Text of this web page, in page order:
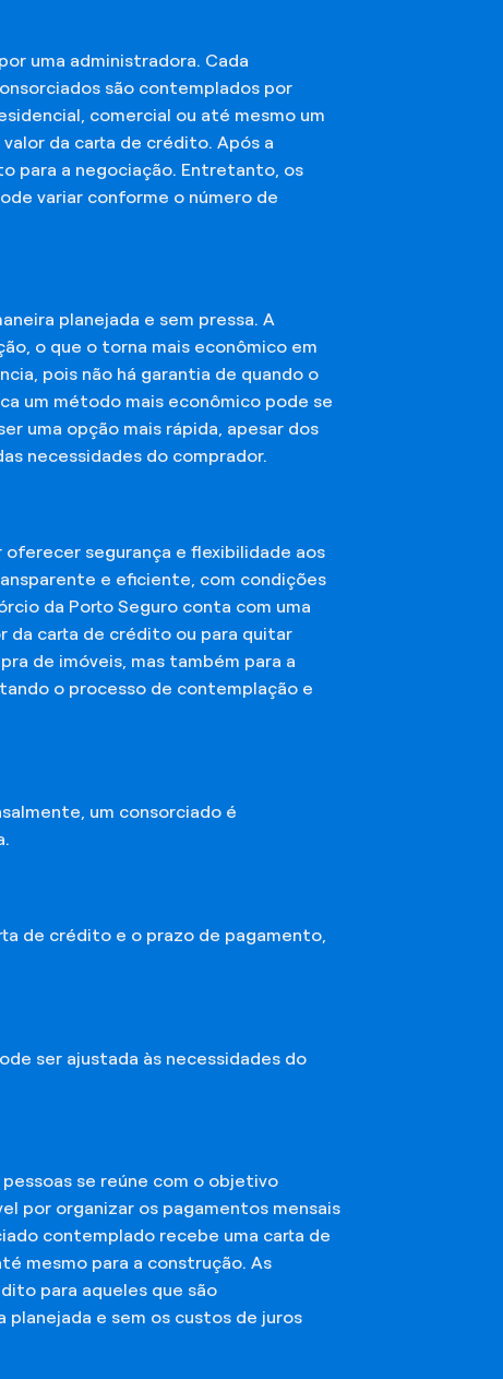
uma administradora. Cada
são contemplados por
comercial ou até mesmo um
da carta de crédito. Após a
para a negociação. Entretanto, os
variar conforme o número de
planejada e sem pressa. A
o que o torna mais econômico em
pois não há garantia de quando o
um método mais econômico pode se
uma opção mais rápida, apesar dos
necessidades do comprador.
oferecer segurança e flexibilidade aos
e eficiente, com condições
da Porto Seguro conta com uma
da carta de crédito ou para quitar
de imóveis, mas também para a
o processo de contemplação e
um consorciado é
de crédito e o prazo de pagamento,
ser ajustada às necessidades do
se reúne com o objetivo
por organizar os pagamentos mensais
contemplado recebe uma carta de
mesmo para a construção. As
para aqueles que são
planejada e sem os custos de juros